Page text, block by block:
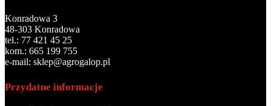
Konradowa 3
48-303 Konradowa
tel.: 77 421 45 25
kom.: 665 199 755
e-mail: sklep@agrogalop.pl
Przydatne informacje